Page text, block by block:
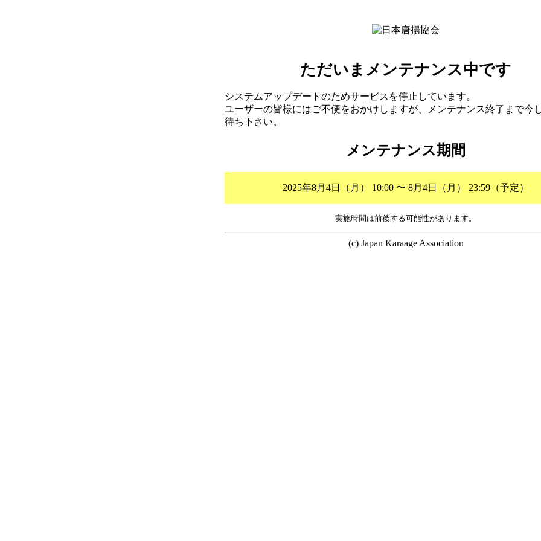
ただいまメンテナンス中です
システムアップデートのためサービスを停止しています。
ユーザーの皆様にはご不便をおかけしますが、メンテナンス終了まで今
待ち下さい。
メンテナンス期間
2025年8月4日（月） 10:00 〜 8月4日（月） 23:59（予定）
実施時間は前後する可能性があります。
(c) Japan Karaage Association